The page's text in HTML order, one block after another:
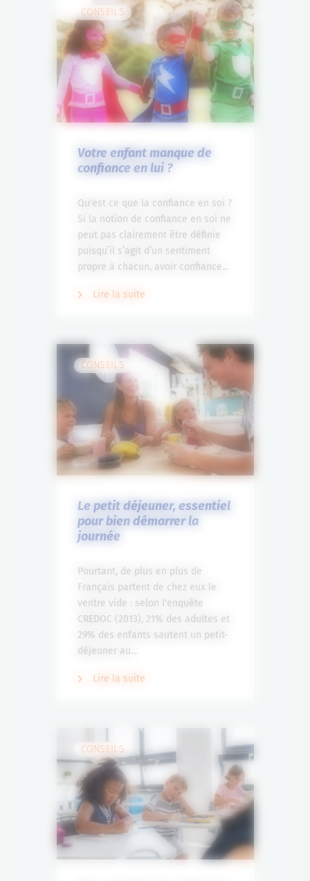
CONSEILS
Votre enfant manque de
confiance en lui ?
Qu'est ce que la confiance en soi ?
Si la notion de confiance en soi ne
peut pas clairement être définie
puisqu’il s’agit d’un sentiment
propre à chacun, avoir confiance...
Lire la suite
CONSEILS
Le petit déjeuner, essentiel
pour bien démarrer la
journée
Pourtant, de plus en plus de
Français partent de chez eux le
ventre vide : selon l'enquête
CREDOC (2013), 21% des adultes et
29% des enfants sautent un petit-
déjeuner au...
Lire la suite
CONSEILS